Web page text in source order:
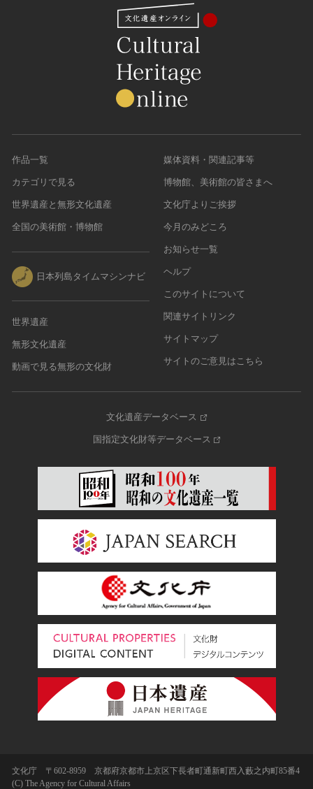
作品一覧
カテゴリで見る
世界遺産と無形文化遺産
全国の美術館・博物館
日本列島タイムマシンナビ
世界遺産
無形文化遺産
動画で見る無形の文化財
媒体資料・関連記事等
博物館、美術館の皆さまへ
文化庁よりご挨拶
今月のみどころ
お知らせ一覧
ヘルプ
このサイトについて
関連サイトリンク
サイトマップ
サイトのご意見はこちら
文化遺産データベース
国指定文化財等データベース
文化庁 〒602-8959 京都府京都市上京区下長者町通新町西入藪之内町85番4
(C) The Agency for Cultural Affairs